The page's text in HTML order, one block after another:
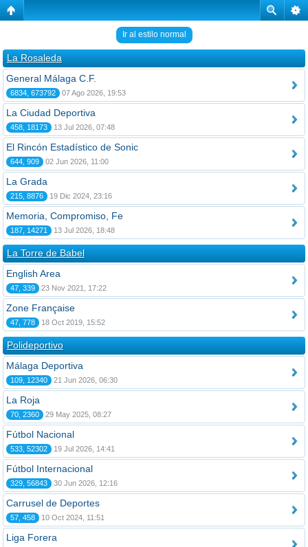
Ir al estilo normal
La Rosaleda
General Málaga C.F.
6834, 673792 07 Ago 2026, 19:53
La Ciudad Deportiva
458, 18173 13 Jul 2026, 07:48
El Rincón Estadístico de Sonic
644, 909 02 Jun 2026, 11:00
La Grada
215, 8876 19 Dic 2024, 23:16
Memoria, Compromiso, Fe
187, 14271 13 Jul 2026, 18:48
La Torre de Babel
English Area
47, 339 23 Nov 2021, 17:22
Zone Française
47, 778 18 Oct 2019, 15:52
Polideportivo
Málaga Deportiva
109, 12340 21 Jun 2026, 06:30
La Roja
70, 2360 29 May 2025, 08:27
Fútbol Nacional
533, 52302 19 Jul 2026, 14:41
Fútbol Internacional
329, 56843 30 Jun 2026, 12:16
Carrusel de Deportes
57, 458 10 Oct 2024, 11:51
Liga Forera